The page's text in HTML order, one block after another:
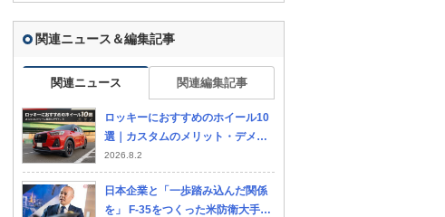
関連ニュース＆編集記事
関連ニュース 関連編集記事
ロッキーにおすすめのホイール10
選｜カスタムのメリット・デメリ
ットを紹介
2026.8.2
日本企業と「一歩踏み込んだ関係
を」 F-35をつくった米防衛大手、